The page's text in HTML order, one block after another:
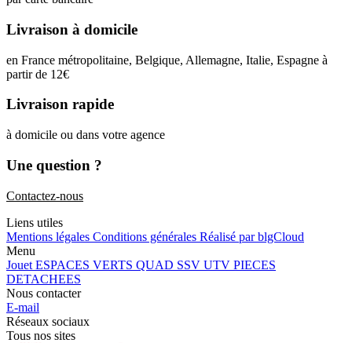
Livraison à domicile
en France métropolitaine, Belgique, Allemagne, Italie, Espagne à
partir de 12€
Livraison rapide
à domicile ou dans votre agence
Une question ?
Contactez-nous
Liens utiles
Mentions légales Conditions générales Réalisé par blgCloud
Menu
Jouet ESPACES VERTS QUAD SSV UTV PIECES
DETACHEES
Nous contacter
E-mail
Réseaux sociaux
Tous nos sites